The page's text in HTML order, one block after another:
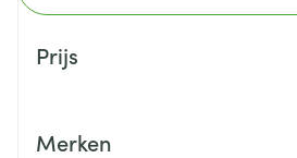
Prijs
Merken